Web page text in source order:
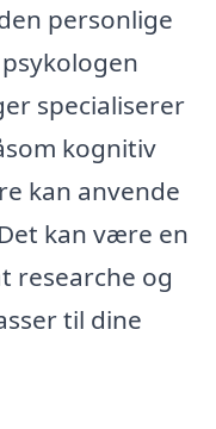
personlige
specialiserer
kognitiv
kan anvende
kan være en
researche og
til dine